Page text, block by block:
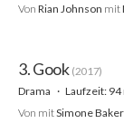
Von Rian Johnson mit
3. Gook (2017)
Drama
Laufzeit: 94
Von mitSimone Baker